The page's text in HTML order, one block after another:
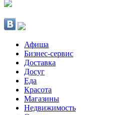
Афиша
Бизнес-сервис
Доставка
Досуг
Еда
Красота
Магазины
Недвижимость